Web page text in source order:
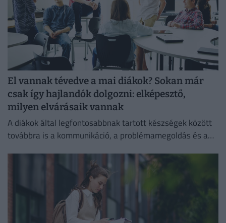
El vannak tévedve a mai diákok? Sokan már
csak így hajlandók dolgozni: elképesztő,
milyen elvárásaik vannak
A diákok által legfontosabbnak tartott készségek között
továbbra is a kommunikáció, a problémamegoldás és a